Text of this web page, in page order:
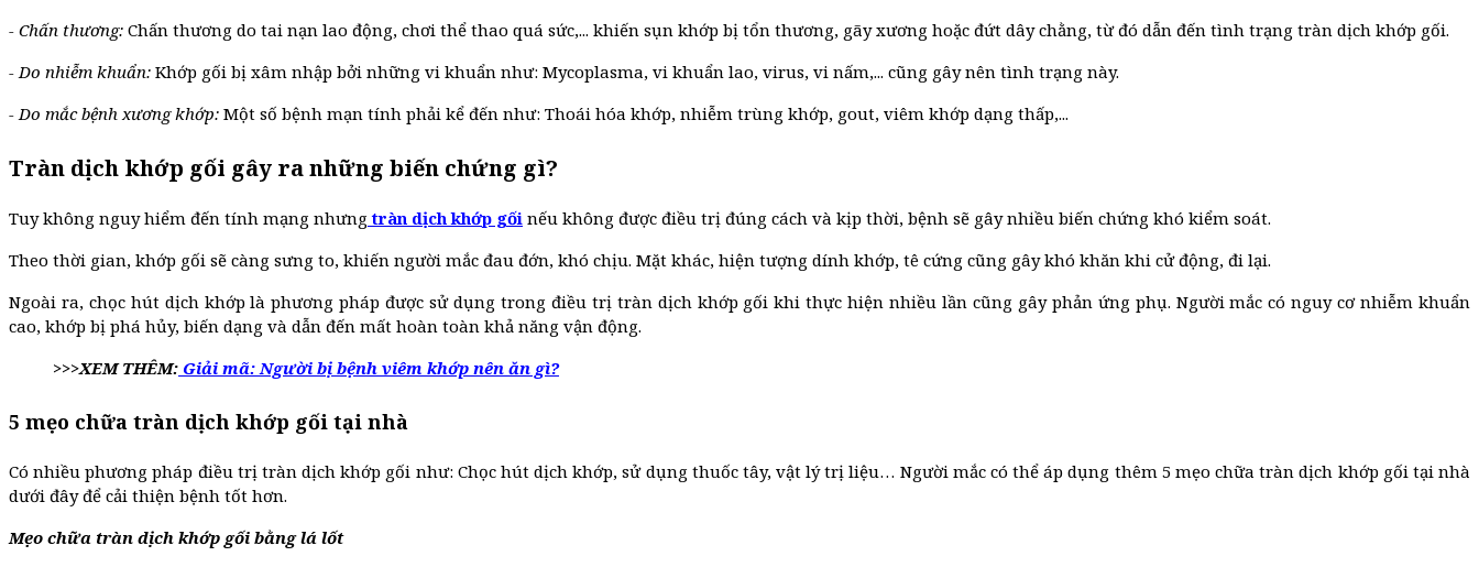
- Chấn thương: Chấn thương do tai nạn lao động, chơi thể thao quá sức,... khiến sụn khớp bị tổn thương, gãy xương hoặc đứt dây chằng, từ đó dẫn đến tình trạng tràn dịch khớp gối.
- Do nhiễm khuẩn: Khớp gối bị xâm nhập bởi những vi khuẩn như: Mycoplasma, vi khuẩn lao, virus, vi nấm,... cũng gây nên tình trạng này.
- Do mắc bệnh xương khớp: Một số bệnh mạn tính phải kể đến như: Thoái hóa khớp, nhiễm trùng khớp, gout, viêm khớp dạng thấp,...
Tràn dịch khớp gối gây ra những biến chứng gì?
Tuy không nguy hiểm đến tính mạng nhưng tràn dịch khớp gối nếu không được điều trị đúng cách và kịp thời, bệnh sẽ gây nhiều biến chứng khó kiểm soát.
Theo thời gian, khớp gối sẽ càng sưng to, khiến người mắc đau đớn, khó chịu. Mặt khác, hiện tượng dính khớp, tê cứng cũng gây khó khăn khi cử động, đi lại.
Ngoài ra, chọc hút dịch khớp là phương pháp được sử dụng trong điều trị tràn dịch khớp gối khi thực hiện nhiều lần cũng gây phản ứng phụ. Người mắc có nguy cơ nhiễm khuẩn
cao, khớp bị phá hủy, biến dạng và dẫn đến mất hoàn toàn khả năng vận động.
>>>XEM THÊM: Giải mã: Người bị bệnh viêm khớp nên ăn gì?
5 mẹo chữa tràn dịch khớp gối tại nhà
Có nhiều phương pháp điều trị tràn dịch khớp gối như: Chọc hút dịch khớp, sử dụng thuốc tây, vật lý trị liệu… Người mắc có thể áp dụng thêm 5 mẹo chữa tràn dịch khớp gối tại nhà
dưới đây để cải thiện bệnh tốt hơn.
Mẹo chữa tràn dịch khớp gối bằng lá lốt